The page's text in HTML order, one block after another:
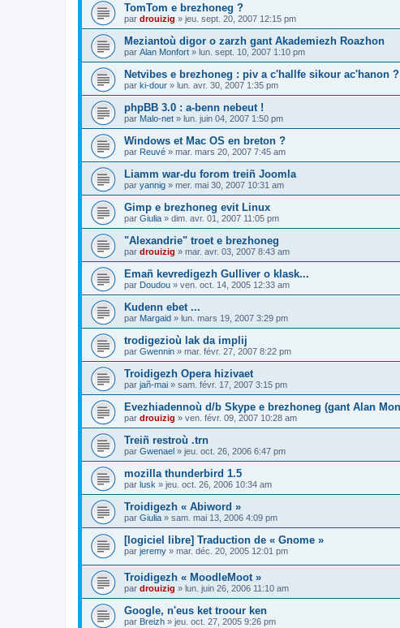
TomTom e brezhoneg ?
par drouizig » jeu. sept. 20, 2007 12:15 pm
Meziantoù digor o zarzh gant Akademiezh Roazhon
par Alan Monfort » lun. sept. 10, 2007 1:10 pm
Netvibes e brezhoneg : piv a c'hallfe sikour ac'hanon ?
par ki-dour » lun. avr. 30, 2007 1:35 pm
phpBB 3.0 : a-benn nebeut !
par Malo-net » lun. juin 04, 2007 1:50 pm
Windows et Mac OS en breton ?
par Reuvé » mar. mars 20, 2007 7:45 am
Liamm war-du forom treiñ Joomla
par yannig » mer. mai 30, 2007 10:31 am
Gimp e brezhoneg evit Linux
par Giulia » dim. avr. 01, 2007 11:05 pm
"Alexandrie" troet e brezhoneg
par drouizig » mar. avr. 03, 2007 8:43 am
Emañ kevredigezh Gulliver o klask...
par Doudou » ven. oct. 14, 2005 12:33 am
Kudenn ebet ...
par Margaid » lun. mars 19, 2007 3:29 pm
trodigezioù lak da implij
par Gwennin » mar. févr. 27, 2007 8:22 pm
Troidigezh Opera hizivaet
par jañ-mai » sam. févr. 17, 2007 3:15 pm
Evezhiadennoù d/b Skype e brezhoneg (gant Alan
par drouizig » ven. févr. 09, 2007 10:28 am
Treiñ restroù .trn
par Gwenael » jeu. oct. 26, 2006 6:47 pm
mozilla thunderbird 1.5
par lusk » jeu. oct. 26, 2006 10:34 am
Troidigezh « Abiword »
par Giulia » sam. mai 13, 2006 4:09 pm
[logiciel libre] Traduction de « Gnome »
par jeremy » mar. déc. 20, 2005 12:01 pm
Troidigezh « MoodleMoot »
par drouizig » lun. juin 26, 2006 11:10 am
Google, n'eus ket troour ken
par Breizh » jeu. oct. 27, 2005 9:26 pm